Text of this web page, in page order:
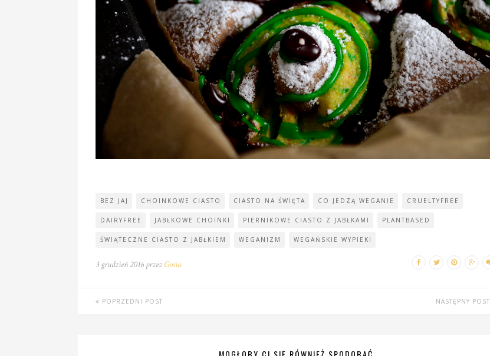
BEZ JAJ CHOINKOWE CIASTO CIASTO NA ŚWIĘTA CO JEDZĄ WEGANIE CRUELTYFREE
DAIRYFREE JABŁKOWE CHOINKI PIERNIKOWE CIASTO Z JABŁKAMI PLANTBASED
ŚWIĄTECZNE CIASTO Z JABŁKIEM WEGANIZM WEGAŃSKIE WYPIEKI
3 grudzień 2016 przezGosia
POPRZEDNI POST NASTĘPNY POST